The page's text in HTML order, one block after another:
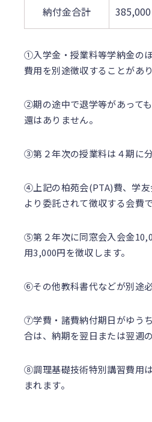
納付金合計 385,000
①入学金・授業料等学納金の
費用を別途徴収することがあり
②期の途中で退学等があって
還はありません。
③第２年次の授業料は４期に分
④上記の柏苑会(PTA)費、学
より委託されて徴収する会費で
⑤第２年次に同窓会入会金
用3,000円を徴収します。
⑥その他教科書代などが別途必
⑦学費・諸費納付期日がゆう
合は、納期を翌日または翌週
⑧調理基礎技術特別講習費用
まれます。